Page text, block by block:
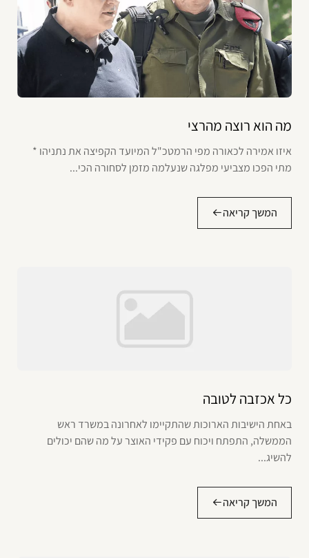
מה הוא רוצה מהרצי
איזו אמירה לכאורה מפי הרמטכ"ל המיועד הקפיצה את נתניהו *
מתי הפכו מצביעי מפלגה שנעלמה מזמן לסחורה הכי...
המשך קריאה
כל אכזבה לטובה
באחת הישיבות הארוכות שהתקיימו לאחרונה במשרד ראש
הממשלה, התפתח ויכוח עם פקידי האוצר על מה שהם יכולים
להשיג...
המשך קריאה